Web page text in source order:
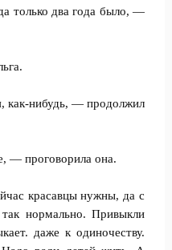
только два года было, —
как-нибудь, — продолжил
— проговорила она.
красавцы нужны, да с
нормально. Привыкли
даже к одиночеству.